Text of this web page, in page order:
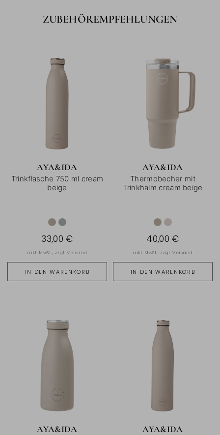
ZUBEHÖREMPFEHLUNGEN
AYA&IDA
Trinkflasche 750 ml cream
beige
IN DEN WARENKORB
33,00 €
inkl. MwSt., zzgl.Versand
AYA&IDA
Thermobecher mit
Trinkhalm cream beige
IN DEN WARENKORB
40,00 €
inkl. MwSt., zzgl.Versand
AYA&IDA AYA&IDA